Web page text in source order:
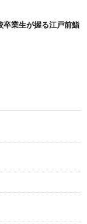
卒業生が握る江戸前鮨